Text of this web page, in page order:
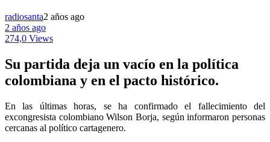
radiosanta2 años ago
2 años ago
274,0 Views
Su partida deja un vacío en la política
colombiana y en el pacto histórico.
En las últimas horas, se ha confirmado el fallecimiento del
excongresista colombiano Wilson Borja, según informaron personas
cercanas al político cartagenero.